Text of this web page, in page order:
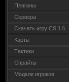
Плагины
Сервера
Скачать игру CS 1.6
Карты
Тактики
Спрайты
Модели игроков